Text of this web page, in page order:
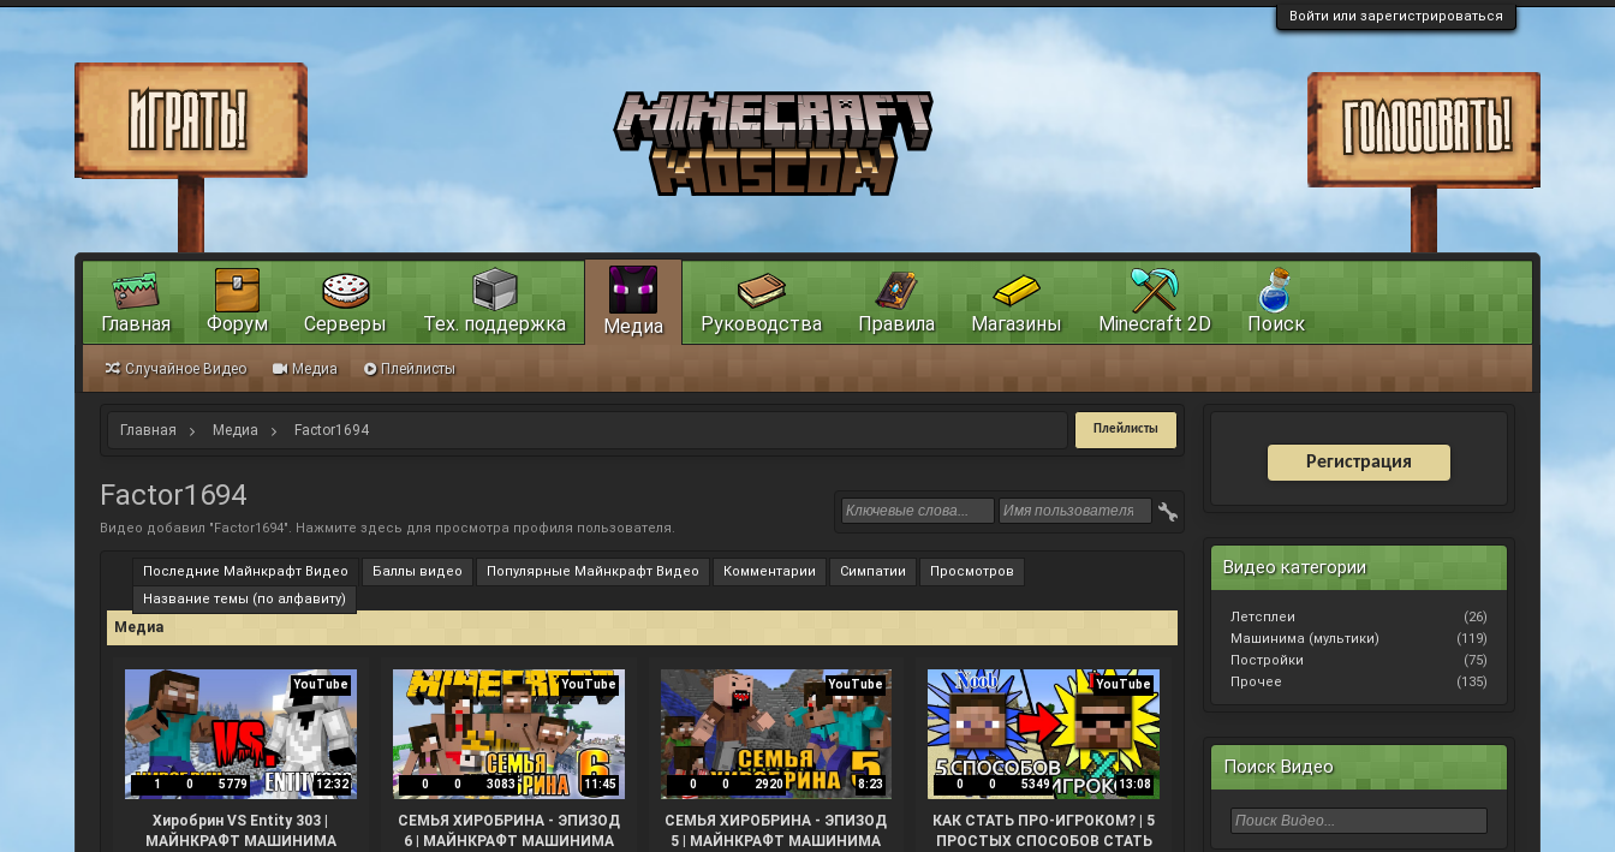
Войти или зарегистрироваться
Плейлисты
Главная Медиа Factor1694
Factor1694
Видео добавил "Factor1694". Нажмите здесь для просмотра профиля пользователя.
Последние Майнкрафт Видео Баллы видео Популярные Майнкрафт Видео Комментарии Симпатии
Просмотров
Название темы (по алфавиту)
Медиа
YouTube
1 0 5779 12:32
Хиробрин VS Entity 303 |
МАЙНКРАФТ МАШИНИМА
YouTube
0 0 3083 11:45
СЕМЬЯ ХИРОБРИНА - ЭПИЗОД
6 | МАЙНКРАФТ МАШИНИМА
YouTube
0 0 2920 8:23
СЕМЬЯ ХИРОБРИНА - ЭПИЗОД
5 | МАЙНКРАФТ МАШИНИМА
YouTube
0 0 5349 13:08
КАК СТАТЬ ПРО-ИГРОКОМ? | 5
ПРОСТЫХ СПОСОБОВ СТАТЬ
Регистрация
Видео категории
Летсплеи
(26)
Машинима (мультики)
(119)
Постройки
(75)
Прочее
(135)
Поиск Видео
Главная Форум Серверы Тех. поддержка Медиа
Случайное Видео Медиа Плейлисты
Руководства Правила Магазины Minecraft 2D Поиск